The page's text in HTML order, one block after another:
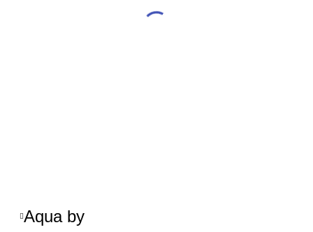
Aqua by